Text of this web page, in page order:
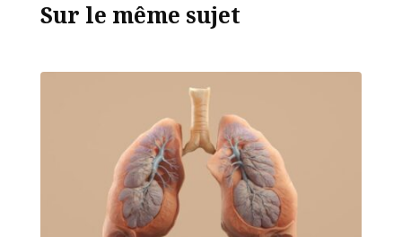
Sur le même sujet